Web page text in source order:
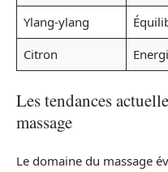
Ylang-ylang
Citron
Les tendances
massage
Le domaine du massage